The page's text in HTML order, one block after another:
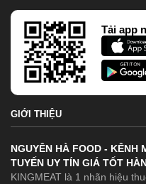
Tải app
GIỚI THIỆU
NGUYÊN HÀ FOOD - KÊNH
TUYẾN UY TÍN GIÁ TỐT
KINGMEAT là 1 nhãn hiệu